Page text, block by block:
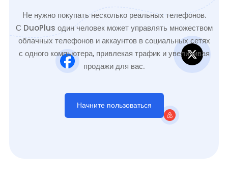
Не нужно покупать несколько реальных телефонов.
С DuoPlus один человек может управлять множеством
облачных телефонов и аккаунтов в социальных сетях
с одного компьютера, привлекая трафик и увеличивая
продажи для вас.
Начните пользоваться